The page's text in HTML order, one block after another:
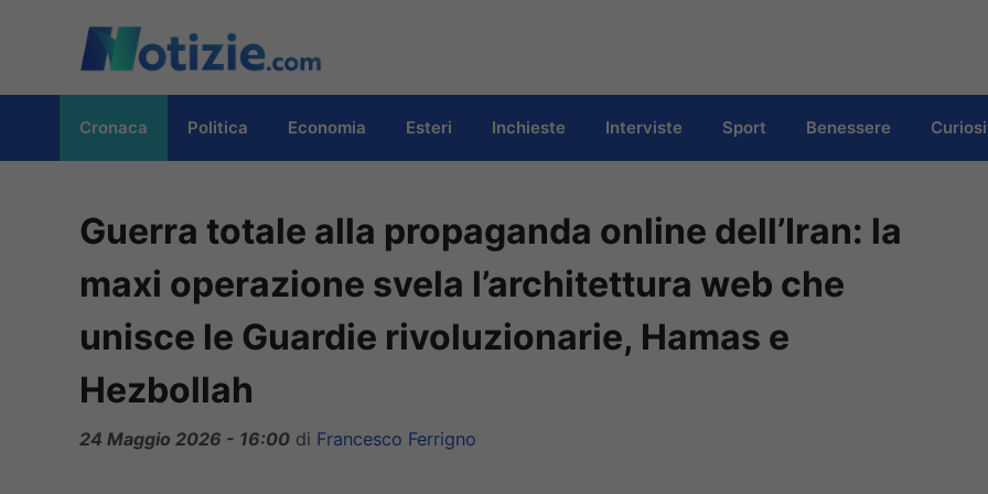
contenuto
Cronaca Politica Economia Esteri Inchieste Interviste Sport Benessere
Guerra totale alla propaganda online dell’Iran: la
maxi operazione svela l’architettura web che
unisce le Guardie rivoluzionarie, Hamas e
Hezbollah
24 Maggio 2026 - 16:00 di Francesco Ferrigno